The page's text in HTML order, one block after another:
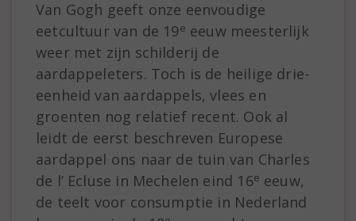
Van Gogh geeft onze eenvoudige
eetcultuur van de 19e eeuw meesterlijk
weer met zijn schilderij de
aardappeleters. Toch is de heilige drie-
eenheid van aardappels, vlees en
groenten nog relatief recent. Ook al
leidt de eerst beschreven Europese
aardappel ons naar de tuin van Charles
de l’ Ecluse in Mechelen eind 16e eeuw,
de teelt voor consumptie in Nederland